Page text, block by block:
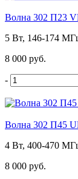
Волна 302 П23
5 Вт, 146-174
8 000 руб.
-
Волна 302 П45
4 Вт, 400-470
8 000 руб.